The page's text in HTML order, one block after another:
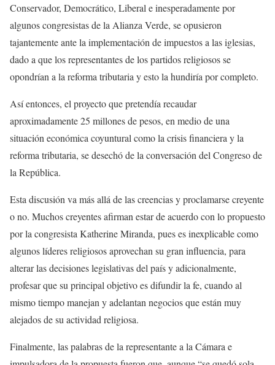
Conservador, Democrático, Liberal e inesperadamente por
algunos congresistas de la Alianza Verde, se opusieron
tajantemente ante la implementación de impuestos a las iglesias,
dado a que los representantes de los partidos religiosos se
opondrían a la reforma tributaria y esto la hundiría por completo.
Así entonces, el proyecto que pretendía recaudar
aproximadamente 25 millones de pesos, en medio de una
situación económica coyuntural como la crisis financiera y la
reforma tributaria, se desechó de la conversación del Congreso de
la República.
Esta discusión va más allá de las creencias y proclamarse creyente
o no. Muchos creyentes afirman estar de acuerdo con lo propuesto
por la congresista Katherine Miranda, pues es inexplicable como
algunos líderes religiosos aprovechan su gran influencia, para
alterar las decisiones legislativas del país y adicionalmente,
profesar que su principal objetivo es difundir la fe, cuando al
mismo tiempo manejan y adelantan negocios que están muy
alejados de su actividad religiosa.
Finalmente, las palabras de la representante a la Cámara e